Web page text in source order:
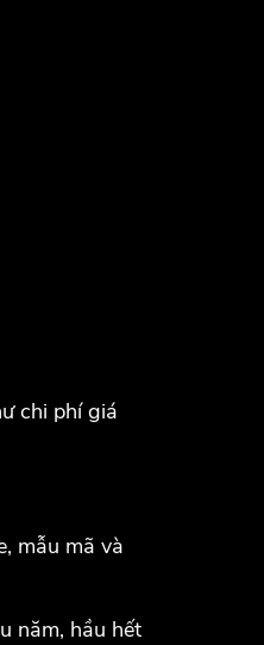
chi phí giá
mẫu mã và
năm, hầu hết